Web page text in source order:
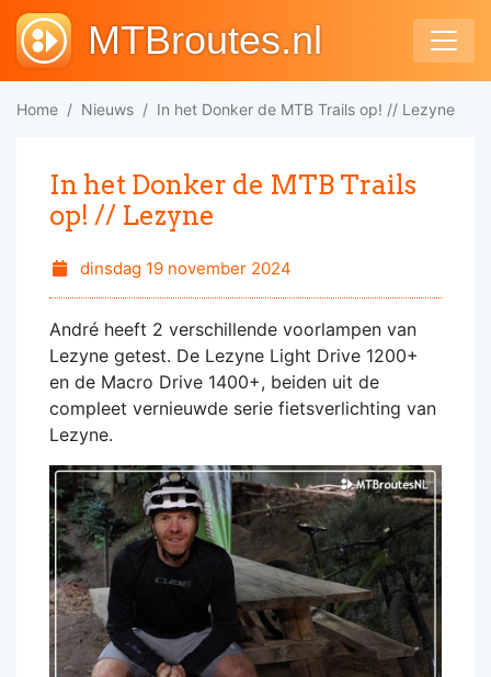
MTBroutes.nl
Home Nieuws In het Donker de MTB Trails op! // Lezyne
In het Donker de MTB Trails
op! // Lezyne
dinsdag 19 november 2024
André heeft 2 verschillende voorlampen van
Lezyne getest. De Lezyne Light Drive 1200+
en de Macro Drive 1400+, beiden uit de
compleet vernieuwde serie fietsverlichting van
Lezyne.